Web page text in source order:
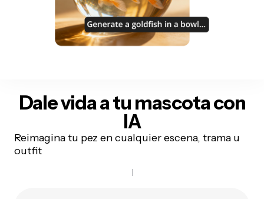
Dale vida a tu mascotacon
IA
Reimagina tu pez en cualquier escena, trama u
outfit